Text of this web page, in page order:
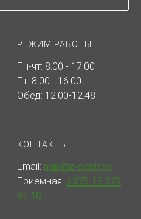
РЕЖИМ РАБОТЫ
Пн-чт: 8.00 - 17.00
Пт: 8.00 - 16.00
Обед: 12.00-12.48
КОНТАКТЫ
Email: mail@z-centr.by
Приемная: +375 17 373
95 18